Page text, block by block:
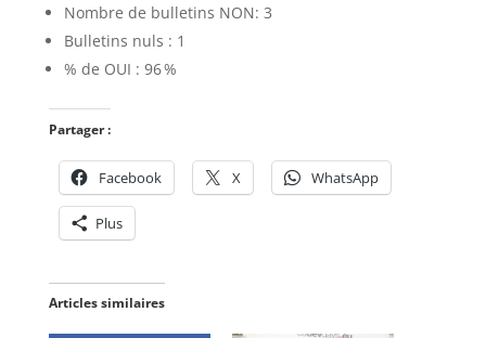
Nombre de bulletins NON: 3
Bulletins nuls : 1
% de OUI : 96 %
Partager :
Facebook X WhatsApp
Plus
Articles similaires